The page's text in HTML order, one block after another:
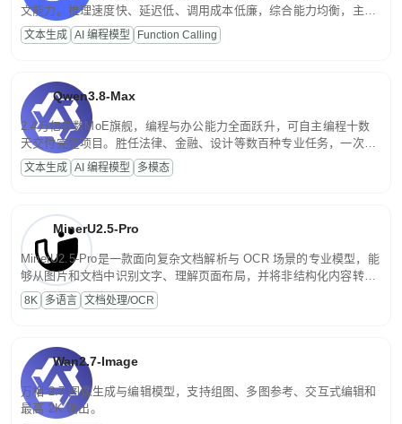
文能力。推理速度快、延迟低、调用成本低廉，综合能力均衡，主打
高并发、轻量化任务，适合日常对话、内容创作、基础 RAG、批量
文案处理等普惠刚需场景。
文本生成 AI 编程模型 Function Calling
Qwen3.8-Max
2.4万亿参数MoE旗舰，编程与办公能力全面跃升，可自主编程十数
天交付完整项目。胜任法律、金融、设计等数百种专业任务，一次对
话端到端交付生产级成果。原生视觉理解贯穿规划、执行与验证全流
程，支持超长文档与长视频的深度语义解析。长程任务中自主规划与
文本生成 AI 编程模型 多模态
MinerU2.5-Pro
MinerU2.5-Pro是一款面向复杂文档解析与 OCR 场景的专业模型，能
够从图片和文档中识别文字、理解页面布局，并将非结构化内容转换
为便于存储、检索和二次处理的结构化结果。
8K 多语言 文档处理/OCR
Wan2.7-Image
万相 2.7 图像生成与编辑模型，支持组图、多图参考、交互式编辑和
最高 2K 输出。